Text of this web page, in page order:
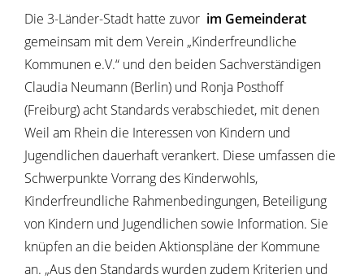
Die 3-Länder-Stadt hatte zuvor im Gemeinderat
gemeinsam mit dem Verein „Kinderfreundliche
Kommunen e.V.“ und den beiden Sachverständigen
Claudia Neumann (Berlin) und Ronja Posthoff
(Freiburg) acht Standards verabschiedet, mit denen
Weil am Rhein die Interessen von Kindern und
Jugendlichen dauerhaft verankert. Diese umfassen die
Schwerpunkte Vorrang des Kinderwohls,
Kinderfreundliche Rahmenbedingungen, Beteiligung
von Kindern und Jugendlichen sowie Information. Sie
knüpfen an die beiden Aktionspläne der Kommune
an. „Aus den Standards wurden zudem Kriterien und